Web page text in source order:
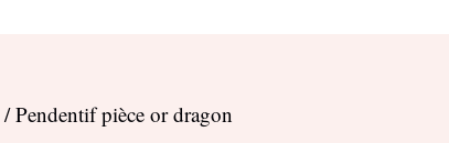
/ Pendentif pièce or dragon